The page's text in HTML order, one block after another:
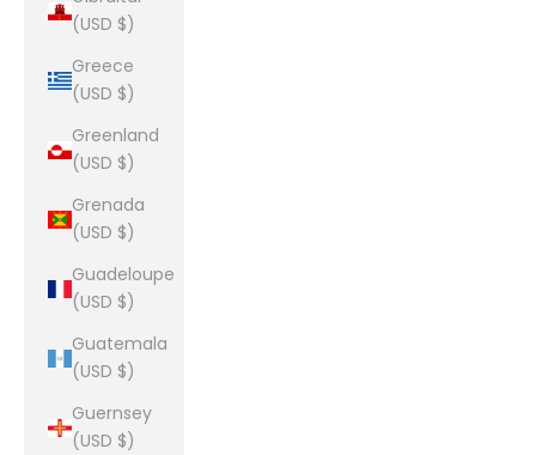
(USD $)
Greece
(USD $)
Greenland
(USD $)
Grenada
(USD $)
Guadeloupe
(USD $)
Guatemala
(USD $)
Guernsey
(USD $)